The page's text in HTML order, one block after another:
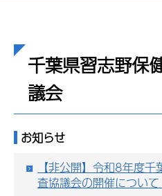
千葉県習志野保
議会
お知らせ
【非公開】令和8年度
査協議会の開催につい